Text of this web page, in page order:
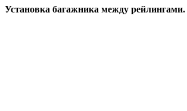
Установка багажника между рейлингами.